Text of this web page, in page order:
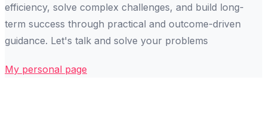
efficiency, solve complex challenges, and build long-
term success through practical and outcome-driven
guidance. Let's talk and solve your problems
My personal page